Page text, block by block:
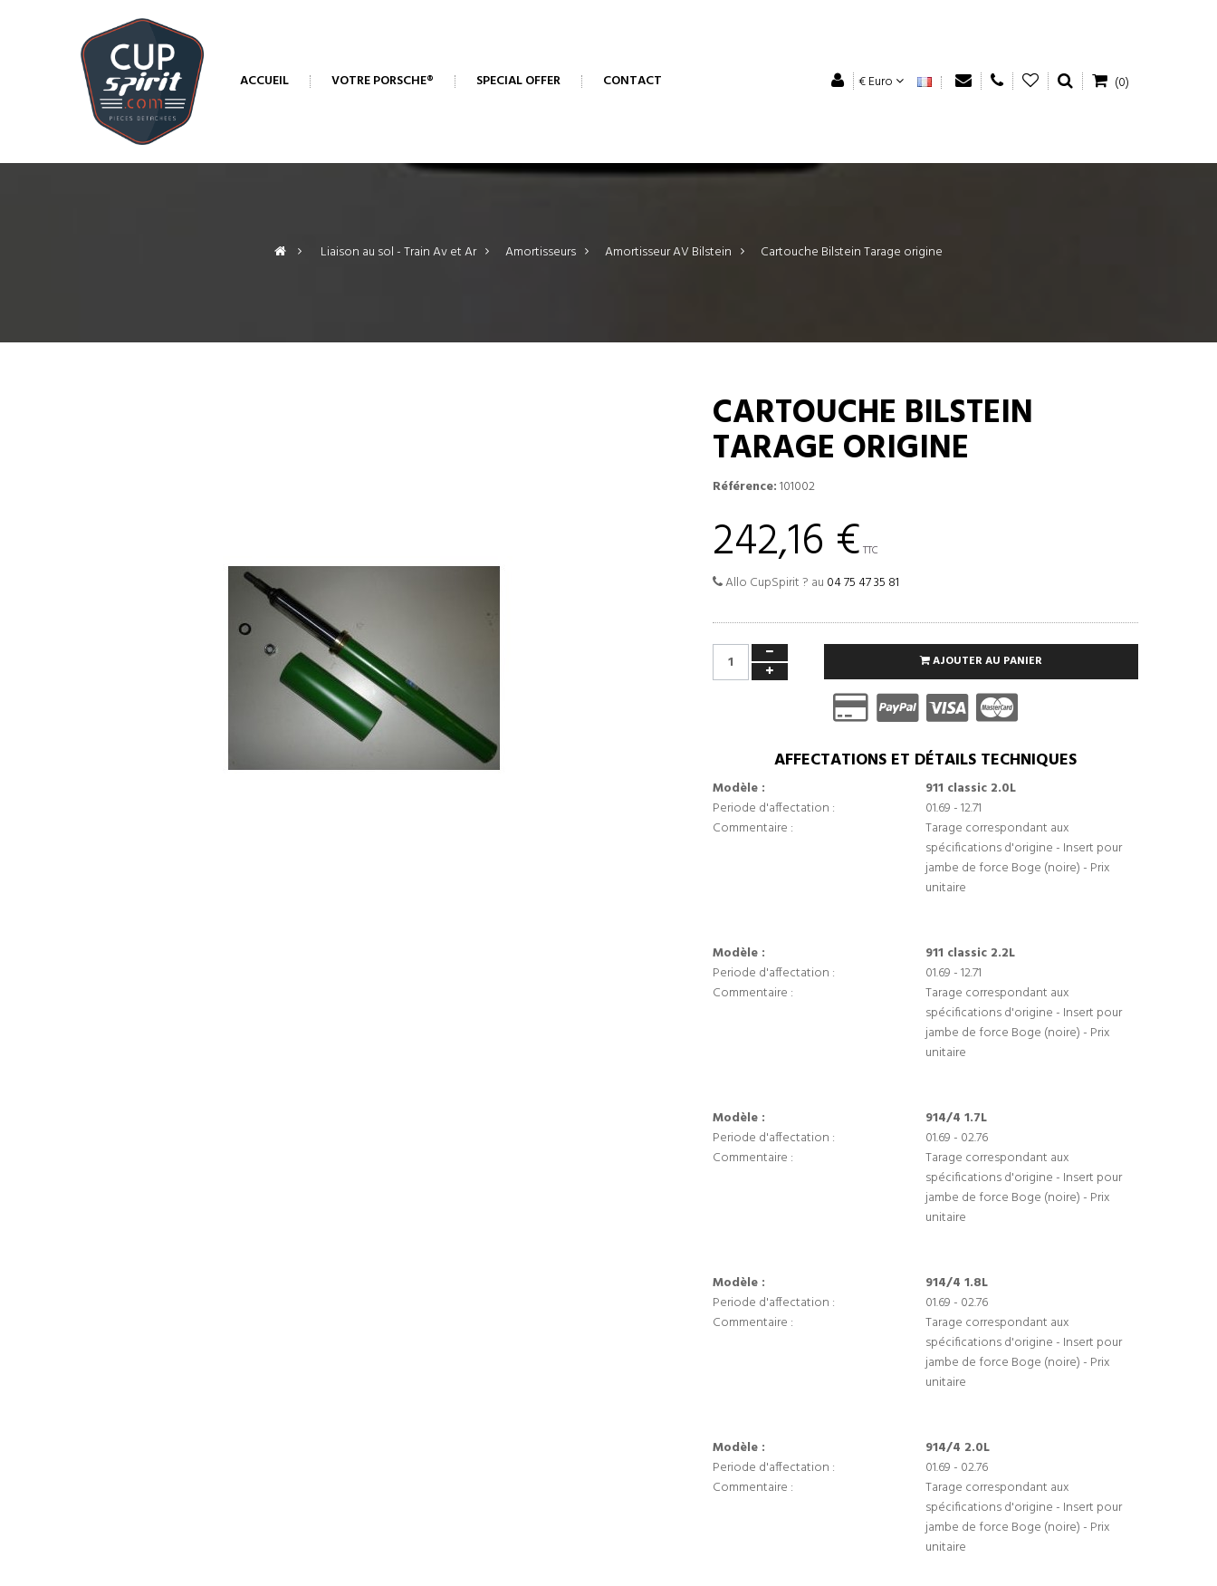
ACCUEIL VOTRE PORSCHE® SPECIAL OFFER CONTACT € Euro (0)
> Liaison au sol - Train Av et Ar > Amortisseurs > Amortisseur AV Bilstein > Cartouche Bilstein Tarage origine
CARTOUCHE BILSTEIN
TARAGE ORIGINE
Référence:101002
242,16 € TTC
Allo CupSpirit ? au 04 75 47 35 81
AJOUTER AU PANIER
AFFECTATIONS ET DÉTAILS TECHNIQUES
Modèle :
911 classic 2.0L
Periode d'affectation :
01.69 - 12.71
Commentaire :
Tarage correspondant aux
spécifications d'origine - Insert pour
jambe de force Boge (noire) - Prix
unitaire
Modèle :
911 classic 2.2L
Periode d'affectation :
01.69 - 12.71
Commentaire :
Tarage correspondant aux
spécifications d'origine - Insert pour
jambe de force Boge (noire) - Prix
unitaire
Modèle :
914/4 1.7L
Periode d'affectation :
01.69 - 02.76
Commentaire :
Tarage correspondant aux
spécifications d'origine - Insert pour
jambe de force Boge (noire) - Prix
unitaire
Modèle :
914/4 1.8L
Periode d'affectation :
01.69 - 02.76
Commentaire :
Tarage correspondant aux
spécifications d'origine - Insert pour
jambe de force Boge (noire) - Prix
unitaire
Modèle :
914/4 2.0L
Periode d'affectation :
01.69 - 02.76
Commentaire :
Tarage correspondant aux
spécifications d'origine - Insert pour
jambe de force Boge (noire) - Prix
unitaire